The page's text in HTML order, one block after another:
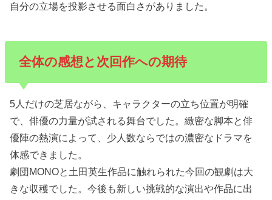
自分の立場を投影させる面白さがありました。
全体の感想と次回作への期待
5人だけの芝居ながら、キャラクターの立ち位置が明確
で、俳優の力量が試される舞台でした。緻密な脚本と俳
優陣の熱演によって、少人数ならではの濃密なドラマを
体感できました。
劇団MONOと土田英生作品に触れられた今回の観劇は大
きな収穫でした。今後も新しい挑戦的な演出や作品に出